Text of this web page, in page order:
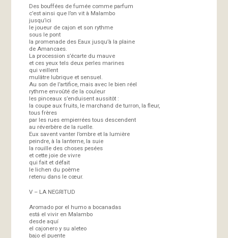
Des bouffées de fumée comme parfum
c’est ainsi que l’on vit à Malambo
jusqu’ici
le joueur de cajon et son rythme
sous le pont
la promenade des Eaux jusqu’à la plaine
de Amancaes.
La procession s’écarte du mauve
et ces yeux tels deux perles marines
qui veillent
mulâtre lubrique et sensuel.
Au son de l’artifice, mais avec le bien réel
rythme envoûté de la couleur
les pinceaux s’enduisent aussitôt :
la coupe aux fruits, le marchand de turron, la fleur,
tous frères
par les rues empierrées tous descendent
au réverbère de la ruelle.
Eux savent vanter l’ombre et la lumière
peindre, à la lanterne, la suie
la rouille des choses pesées
et cette joie de vivre
qui fait et défait
le lichen du poème
retenu dans le cœur.
V – LA NEGRITUD
Aromado por el humo a bocanadas
está el vivir en Malambo
desde aquí
el cajonero y su aleteo
bajo el puente